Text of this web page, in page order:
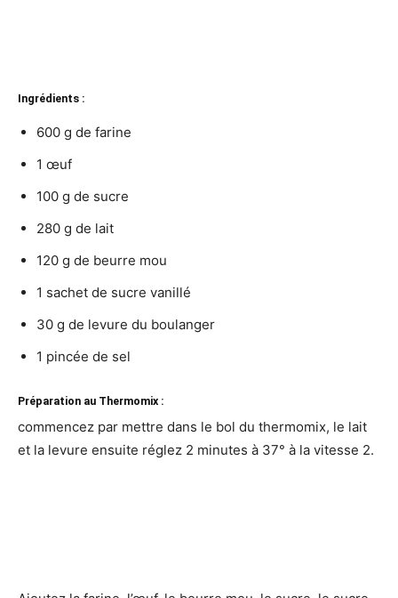
Ingrédients :
600 g de farine
1 œuf
100 g de sucre
280 g de lait
120 g de beurre mou
1 sachet de sucre vanillé
30 g de levure du boulanger
1 pincée de sel
Préparation au Thermomix :
commencez par mettre dans le bol du thermomix, le lait
et la levure ensuite réglez 2 minutes à 37° à la vitesse 2.